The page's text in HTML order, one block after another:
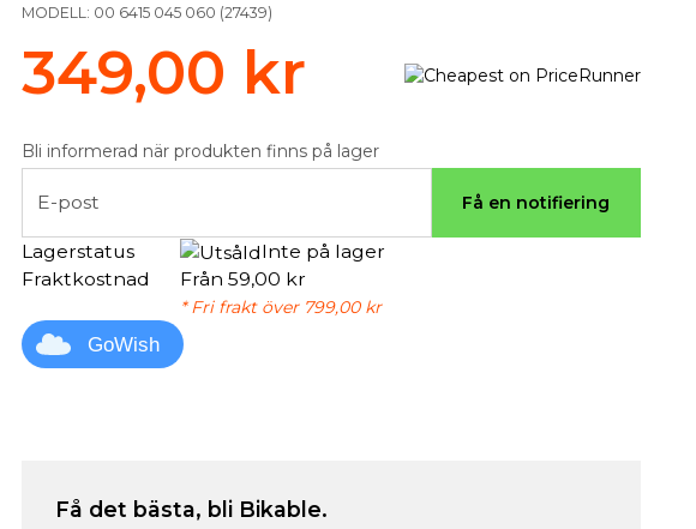
MODELL: 00 6415 045 060 (27439)
349,00 kr
Bli informerad när produkten finns på lager
E-post Få en notifiering
Lagerstatus
Inte på lager
Fraktkostnad
Från 59,00 kr
* Fri frakt över 799,00 kr
GoWish
Få det bästa, bli Bikable.